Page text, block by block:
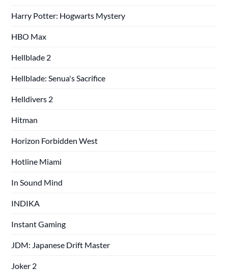
Harry Potter: Hogwarts Mystery
HBO Max
Hellblade 2
Hellblade: Senua's Sacrifice
Helldivers 2
Hitman
Horizon Forbidden West
Hotline Miami
In Sound Mind
INDIKA
Instant Gaming
JDM: Japanese Drift Master
Joker 2